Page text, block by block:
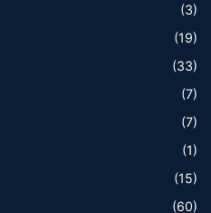
(3)
(19)
(33)
(7)
(7)
(1)
(15)
(60)